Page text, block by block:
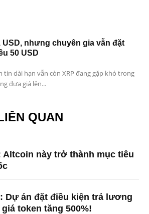
USD, nhưng chuyên gia vẫn đặt
50 USD
tin dài hạn vẫn còn XRP đang gặp khó trong
đưa giá lên...
QUAN
Altcoin này trở thành mục tiêu
Dự án đặt điều kiện trả lương
token tăng 500%!